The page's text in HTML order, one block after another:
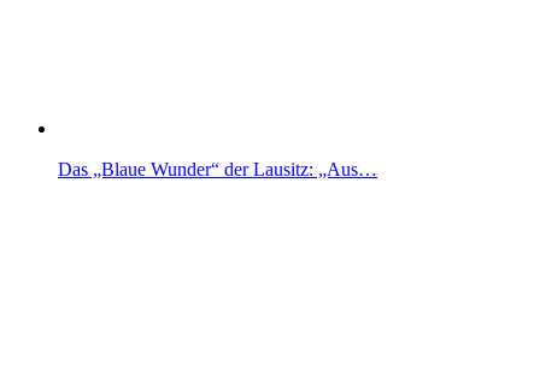
Das „Blaue Wunder“ der Lausitz: „Aus…